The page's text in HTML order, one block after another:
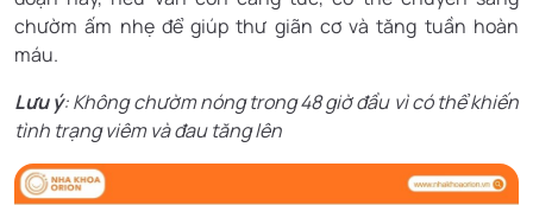
chườm ấm nhẹ để giúp thư giãn cơ và tăng tuần hoàn
máu.
Lưu ý: Không chườm nóng trong 48 giờ đầu vì có thể khiến
tình trạng viêm và đau tăng lên